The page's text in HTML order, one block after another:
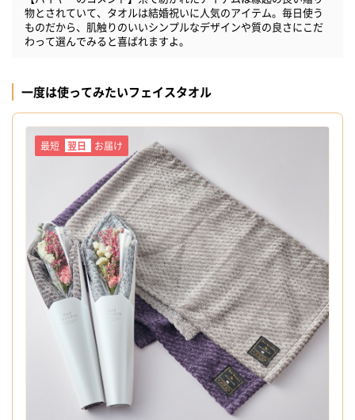
物とされていて、タオルは結婚祝いに人気のアイテム。毎日使う
ものだから、肌触りのいいシンプルなデザインや質の良さにこだ
わって選んでみると喜ばれますよ。
一度は使ってみたいフェイスタオル
最短 翌日 お届け